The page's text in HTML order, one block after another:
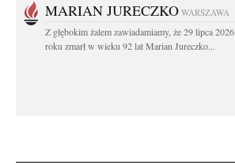
MARIAN JURECZKO WARSZAWA
Z głębokim żalem zawiadamiamy, że 29 lipca 2026
roku zmarł w wieku 92 lat Marian Jureczko...